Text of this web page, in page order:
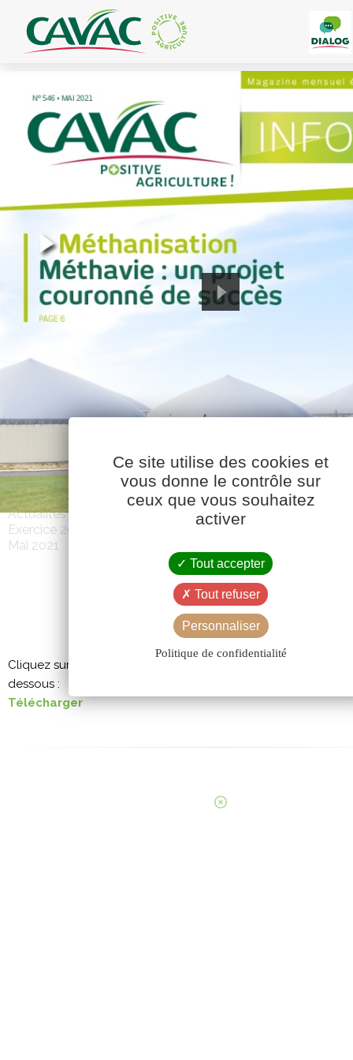
Actualités
Exercice 2020-2021
Mai 2021
CAVAC INFOS 546 – MAI
Cliquez sur l’image pour afficher le PDF, ou téléchargez-le à
dessous :
Télécharger
Panneau de gestion des cookies
Ce site utilise des cookies et
vous donne le contrôle sur
ceux que vous souhaitez
activer
Tout accepter
Tout refuser
Personnaliser
Politique de confidentialité